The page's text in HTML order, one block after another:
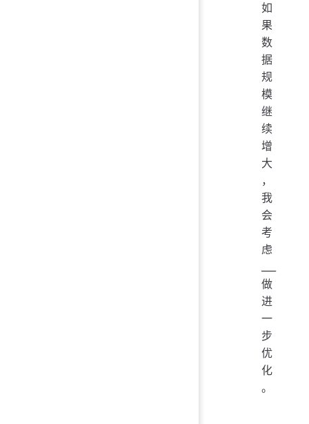
如
果
数
据
规
模
继
续
增
大
，
我
会
考
虑
做
进
一
步
优
化
。